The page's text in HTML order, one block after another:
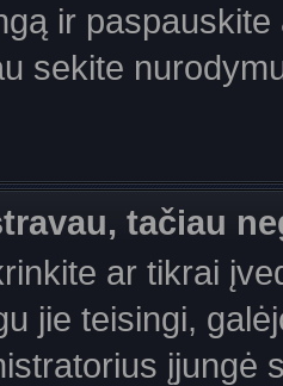
ir
sekite
tačiau
ar tikrai
jie teisingi,
įjungė